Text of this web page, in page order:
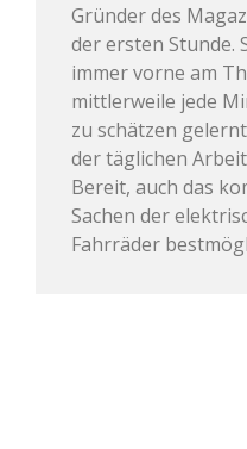
Gründer des
der ersten Stunde.
immer vorne am
mittlerweile jede
zu schätzen
der täglichen
Bereit, auch das
Sachen der
Fahrräder